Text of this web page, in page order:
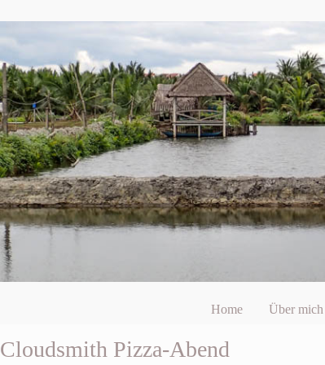
Home Über mich
Cloudsmith Pizza-Abend